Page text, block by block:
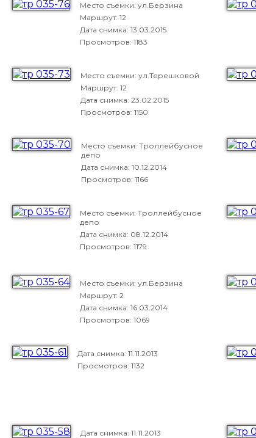
Место съемки: ул.Берзина
Маршрут: 12
Дата снимка:13.03.2015
Просмотров: 1183
Место съемки: ул.Терешковой
Маршрут: 12
Дата снимка:23.02.2015
Просмотров: 1150
Место съемки: Троллейбусное
депо
Дата снимка:10.12.2014
Просмотров: 1166
Место съемки: Троллейбусное
депо
Дата снимка: 08.12.2014
Просмотров: 1179
Место съемки: ул.Берзина
Маршрут: 2
Дата снимка:16.03.2014
Просмотров: 1069
Дата снимка:11.11.2013
Просмотров: 1132
Дата снимка:11.11.2013